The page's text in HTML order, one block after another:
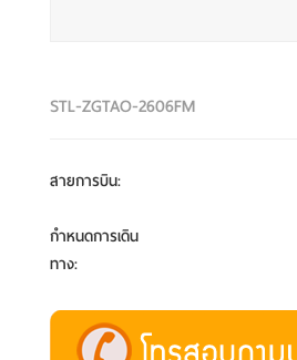
STL-ZGTAO-2606FM
สายการบิน:
กำหนดการเดิน
ทาง: